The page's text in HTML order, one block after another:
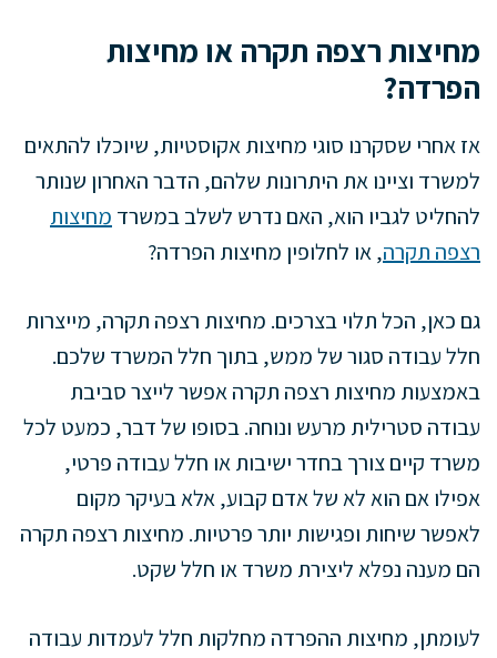
מחיצות רצפה תקרה או מחיצות
הפרדה?
אז אחרי שסקרנו סוגי מחיצות אקוסטיות, שיוכלו להתאים
למשרד וציינו את היתרונות שלהם, הדבר האחרון שנותר
להחליט לגביו הוא, האם נדרש לשלב במשרד מחיצות
רצפה תקרה, או לחלופין מחיצות הפרדה?
גם כאן, הכל תלוי בצרכים. מחיצות רצפה תקרה, מייצרות
חלל עבודה סגור של ממש, בתוך חלל המשרד שלכם.
באמצעות מחיצות רצפה תקרה אפשר לייצר סביבת
עבודה סטרילית מרעש ונוחה. בסופו של דבר, כמעט לכל
משרד קיים צורך בחדר ישיבות או חלל עבודה פרטי,
אפילו אם הוא לא של אדם קבוע, אלא בעיקר מקום
לאפשר שיחות ופגישות יותר פרטיות. מחיצות רצפה תקרה
הם מענה נפלא ליצירת משרד או חלל שקט.
לעומתן, מחיצות ההפרדה מחלקות חלל לעמדות עבודה